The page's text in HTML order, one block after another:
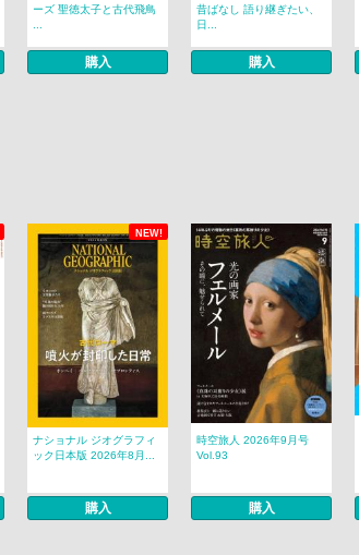
ーズ 聖徳太子と古代飛鳥
購入
昔ばなし 語り継ぎたい、
日...
購入
NEW!
ナショナル ジオグラフィ
ック日本版 2026年8月...
購入
時空旅人 2026年9月号
Vol.93
購入